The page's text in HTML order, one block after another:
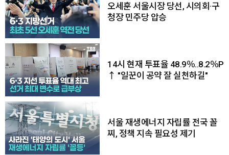
오세훈 서울시장 당선, 시의회·구
청장 민주당 압승
14시 현재 투표율 48.9％..8.2％P
↑ "일꾼이 공약 잘 실천하길"
서울 재생에너지 자립률 전국 꼴
찌, 정책 지속 필요성 제기